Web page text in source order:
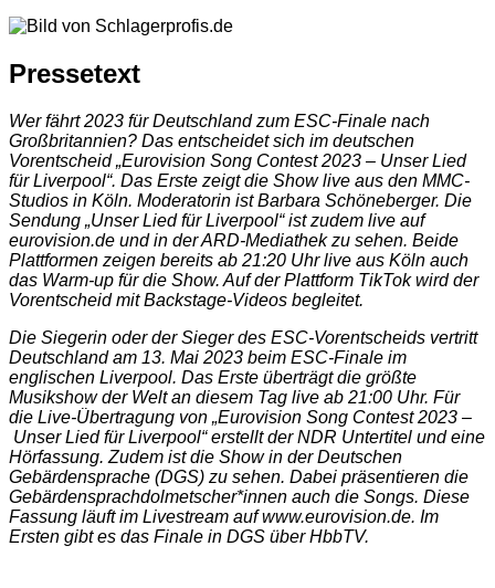
Pressetext
Wer fährt 2023 für Deutschland zum ESC-Finale nach
Großbritannien? Das entscheidet sich im deutschen
Vorentscheid „Eurovision Song Contest 2023 – Unser Lied
für Liverpool“. Das Erste zeigt die Show live aus den MMC-
Studios in Köln. Moderatorin ist Barbara Schöneberger. Die
Sendung „Unser Lied für Liverpool“ ist zudem live auf
eurovision.de und in der ARD-Mediathek zu sehen. Beide
Plattformen zeigen bereits ab 21:20 Uhr live aus Köln auch
das Warm-up für die Show. Auf der Plattform TikTok wird der
Vorentscheid mit Backstage-Videos begleitet.
Die Siegerin oder der Sieger des ESC-Vorentscheids vertritt
Deutschland am 13. Mai 2023 beim ESC-Finale im
englischen Liverpool. Das Erste überträgt die größte
Musikshow der Welt an diesem Tag live ab 21:00 Uhr. Für
die Live-Übertragung von „Eurovision Song Contest 2023 –
Unser Lied für Liverpool“ erstellt der NDR Untertitel und eine
Hörfassung. Zudem ist die Show in der Deutschen
Gebärdensprache (DGS) zu sehen. Dabei präsentieren die
Gebärdensprachdolmetscher*innen auch die Songs. Diese
Fassung läuft im Livestream auf www.eurovision.de. Im
Ersten gibt es das Finale in DGS über HbbTV.